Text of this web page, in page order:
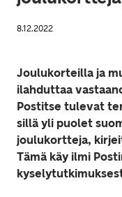
8.12.2022
Joulukorteilla ja
ilahduttaa
Postitse tulevat
sillä yli puolet
joulukortteja,
Tämä käy ilmi